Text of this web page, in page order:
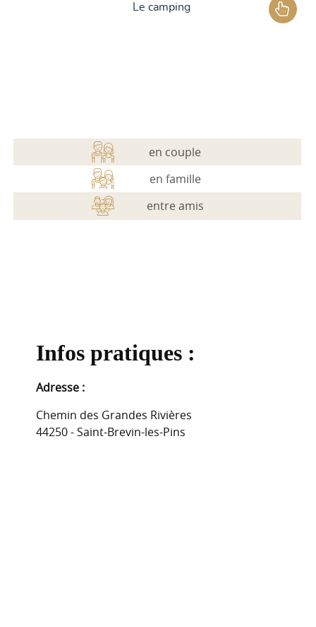
Le camping
en couple
en famille
entre amis
Infos pratiques :
Adresse :
Chemin des Grandes Rivières
44250 - Saint-Brevin-les-Pins